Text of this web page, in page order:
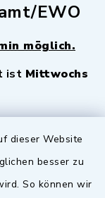
dieser Website
besser zu
So können wir
EWO
möglich.
ist Mittwochs